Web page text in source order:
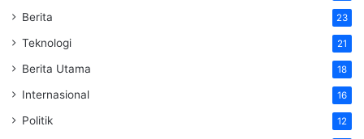
Berita 23
Teknologi 21
Berita Utama 18
Internasional 16
Politik 12